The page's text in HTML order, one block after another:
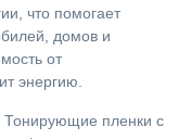
что помогает
домов и
от
энергию.
Тонирующие пленки с